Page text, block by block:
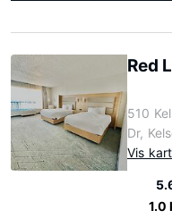
Red
510
Dr,
Vis kart
1.0